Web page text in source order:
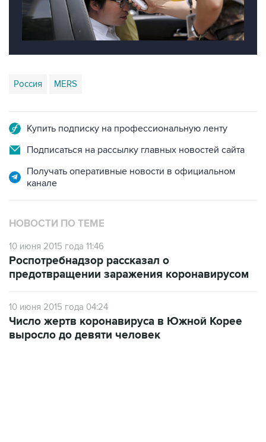
Россия MERS
Купить подписку на профессиональную ленту
Подписаться на рассылку главных новостей сайта
Получать оперативные новости в официальном
канале
НОВОСТИ ПО ТЕМЕ
10 июня 2015 года 11:46
Роспотребнадзор рассказал о
предотвращении заражения коронавирусом
10 июня 2015 года 04:24
Число жертв коронавируса в Южной Корее
выросло до девяти человек